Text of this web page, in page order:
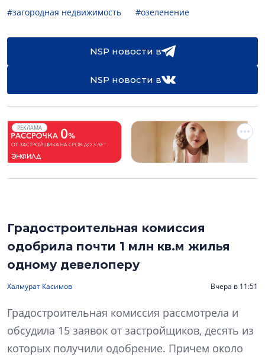
#загородная недвижимость #озеленение
NSP новости в
NSP новости в
РЕКЛАМА
Градостроительная комиссия
одобрила почти 1 млн кв.м жилья
одному девелоперу
Халмурат Касимов Вчера в 11:51
Градостроительная комиссия рассмотрела и
обсудила 15 заявок от застройщиков, десять из
которых получили одобрение. Причем около